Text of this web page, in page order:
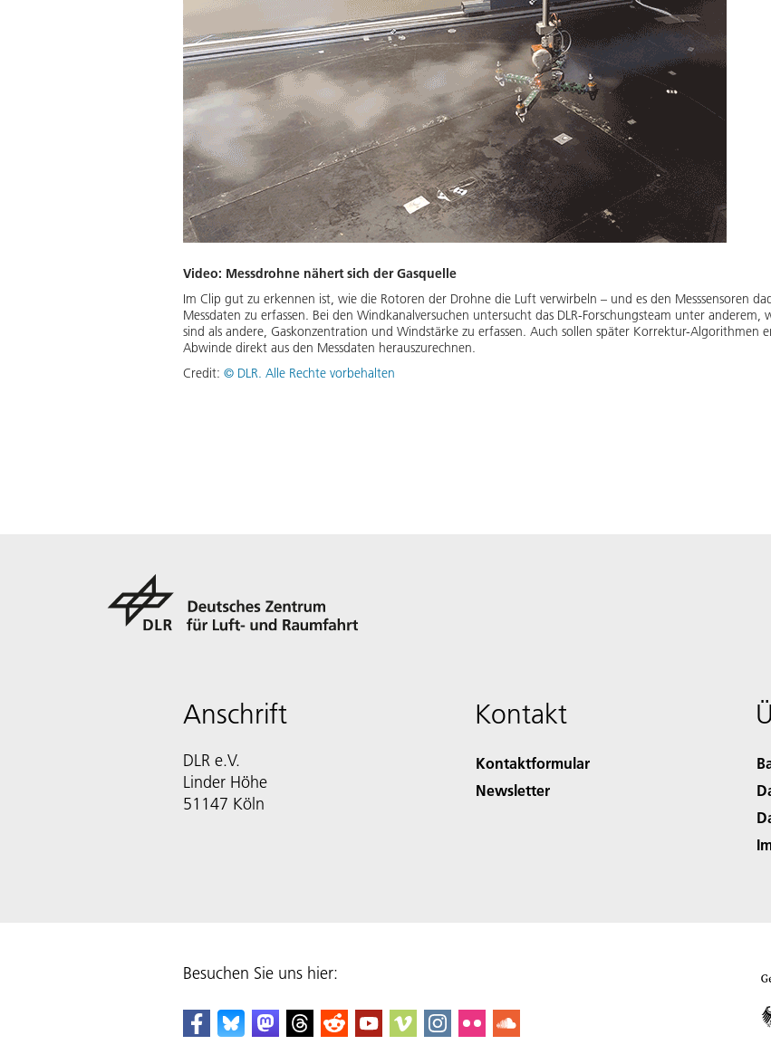
Video: Messdrohne nähert sich der Gasquelle
Im Clip gut zu erkennen ist, wie die Rotoren der Drohne die Luft verwirbeln – und es den Messsensoren
Messdaten zu erfassen. Bei den Windkanalversuchen untersucht das DLR-Forschungsteam unter
sind als andere, Gaskonzentration und Windstärke zu erfassen. Auch sollen später Korrektur-Algorithmen
Abwinde direkt aus den Messdaten herauszurechnen.
Credit: © DLR. Alle Rechte vorbehalten
Anschrift
DLR e.V.
Linder Höhe
51147 Köln
Kontakt
Kontaktformular
Newsletter
Besuchen Sie uns hier: